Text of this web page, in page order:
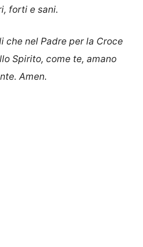
forti e sani.
che nel Padre per la Croce
Spirito, come te, amano
Amen.